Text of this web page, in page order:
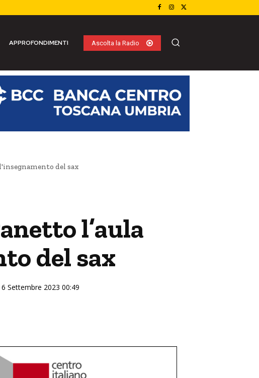
APPROFONDIMENTI Ascolta la Radio
del sax
l’aula
del sax
Settembre 2023 00:49